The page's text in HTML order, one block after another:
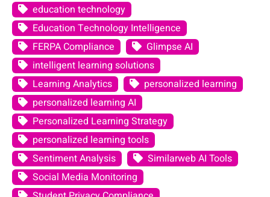
education technology
Education Technology Intelligence
FERPA Compliance
Glimpse AI
intelligent learning solutions
Learning Analytics
personalized learning
personalized learning AI
Personalized Learning Strategy
personalized learning tools
Sentiment Analysis
Similarweb AI Tools
Social Media Monitoring